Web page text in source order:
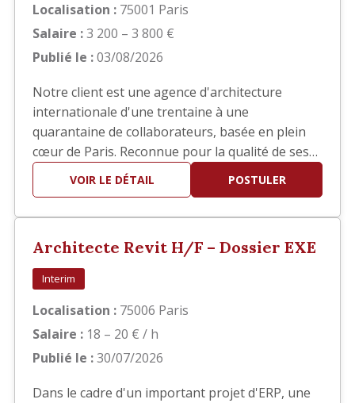
Localisation : 75001 Paris
Salaire :3 200 – 3 800 €
Publié le :03/08/2026
Notre client est une agence d'architecture
internationale d'une trentaine à une
quarantaine de collaborateurs, basée en plein
cœur de Paris. Reconnue pour la qualité de ses
réalisations, elle développe des projets
d'architecture haut de gamme en France et à
Architecte confirmé(e) pour interv…
VOIR LE DÉTAIL POSTULER
Architecte Revit H/F – Dossier EXE
Interim
Localisation : 75006 Paris
Salaire : 18 – 20 € / h
Publié le :30/07/2026
Dans le cadre d'un important projet d'ERP, une